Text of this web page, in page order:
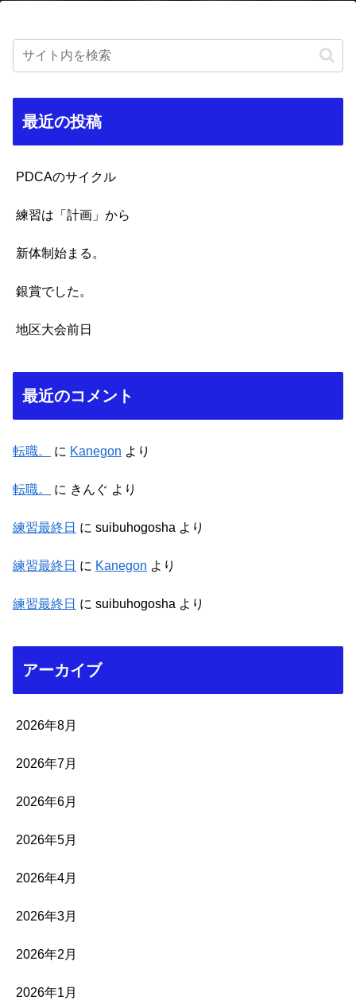
最近の投稿
PDCAのサイクル
練習は「計画」から
新体制始まる。
銀賞でした。
地区大会前日
最近のコメント
転職。 に Kanegon より
転職。 に きんぐ より
練習最終日 に suibuhogosha より
練習最終日 に Kanegon より
練習最終日 に suibuhogosha より
アーカイブ
2026年8月
2026年7月
2026年6月
2026年5月
2026年4月
2026年3月
2026年2月
2026年1月